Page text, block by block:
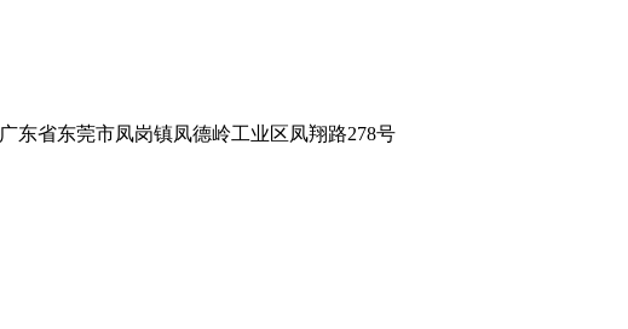
广东省东莞市凤岗镇凤德岭工业区凤翔路278号